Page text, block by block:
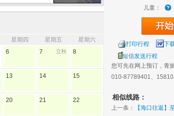
星期四 星期五
星期六
6 7 立秋 8
13 14 15
20 21 22
儿童：
打印行程
下
短信发送行程
您可先在网上预订，青
010-87789401、
相似线路：
上一条：
【海口往返】